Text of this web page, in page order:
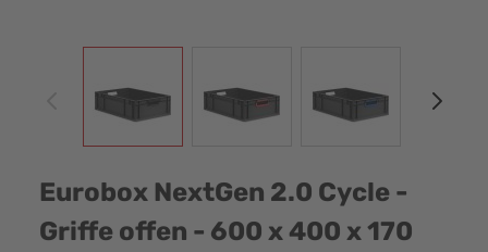
Eurobox NextGen 2.0 Cycle -
Griffe offen - 600 x 400 x 170